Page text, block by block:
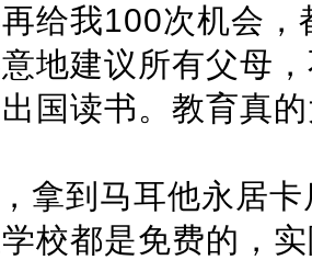
给我100次机会
地建议所有父母
国读书。教育真
拿到马耳他永居
校都是免费的，